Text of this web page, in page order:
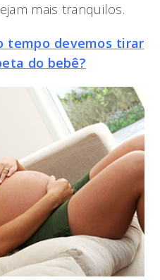
mais tranquilos.
tempo devemos tirar
do bebê?